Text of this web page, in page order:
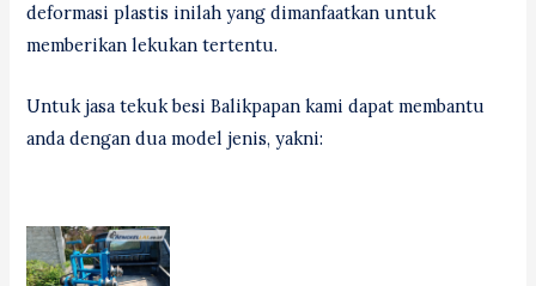
deformasi plastis inilah yang dimanfaatkan untuk
memberikan lekukan tertentu.
Untuk jasa tekuk besi Balikpapan kami dapat membantu
anda dengan dua model jenis, yakni: